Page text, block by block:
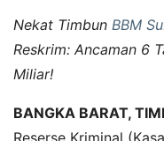
Nekat Timbun BBM
Reskrim: Ancaman 6
Miliar!
BANGKA BARAT,
Reserse Kriminal